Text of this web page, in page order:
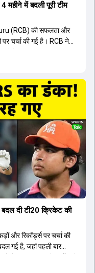
में बदली पूरी टीम
(RCB) की सफलता और
पर चर्चा की गई है। RCB ने
रिसेट बटन दबाया। टीम
Karthik और एनालिस्ट
और Rasikh Salam
जिन्होंने शानदार प्रदर्शन
बदलाव देखा गया, जहां वह
नजर आते हैं। कप्तान Rajat
रहा है। एनालिस्ट से लेकर
पर कोई कंफ्यूजन नहीं
हासिल की है।
दी टी20 क्रिकेट की
और रिकॉर्ड्स पर चर्चा की
गई है, जहां पहली बार
से ज्यादा रहा। पूरे टूर्नामेंट में
का स्कोर बनाया, जो एक